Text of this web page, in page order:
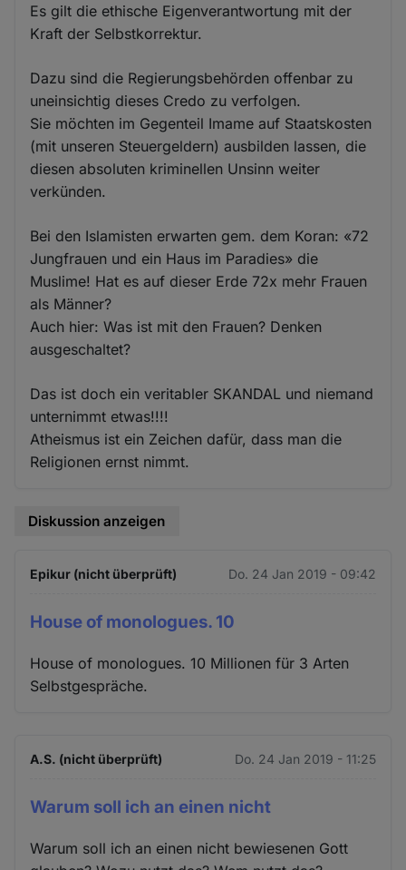
Es gilt die ethische Eigenverantwortung mit der
Kraft der Selbstkorrektur.
Dazu sind die Regierungsbehörden offenbar zu
uneinsichtig dieses Credo zu verfolgen.
Sie möchten im Gegenteil Imame auf Staatskosten
(mit unseren Steuergeldern) ausbilden lassen, die
diesen absoluten kriminellen Unsinn weiter
verkünden.
Bei den Islamisten erwarten gem. dem Koran: «72
Jungfrauen und ein Haus im Paradies» die
Muslime! Hat es auf dieser Erde 72x mehr Frauen
als Männer?
Auch hier: Was ist mit den Frauen? Denken
ausgeschaltet?
Das ist doch ein veritabler SKANDAL und niemand
unternimmt etwas!!!!
Atheismus ist ein Zeichen dafür, dass man die
Religionen ernst nimmt.
Diskussion anzeigen
Epikur (nicht überprüft) Do. 24 Jan 2019 - 09:42
House of monologues. 10
House of monologues. 10 Millionen für 3 Arten
Selbstgespräche.
A.S. (nicht überprüft) Do. 24 Jan 2019 - 11:25
Warum soll ich an einen nicht
Warum soll ich an einen nicht bewiesenen Gott